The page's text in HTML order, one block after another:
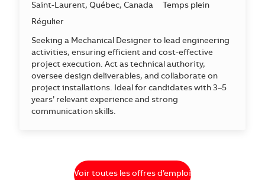
Emplacement
Saint-Laurent, Québec, Canada
Temps plein
Régulier
Seeking a Mechanical Designer to lead engineering
activities, ensuring efficient and cost-effective
project execution. Act as technical authority,
oversee design deliverables, and collaborate on
project installations. Ideal for candidates with 3–5
years’ relevant experience and strong
communication skills.
Voir toutes les offres d’emploi